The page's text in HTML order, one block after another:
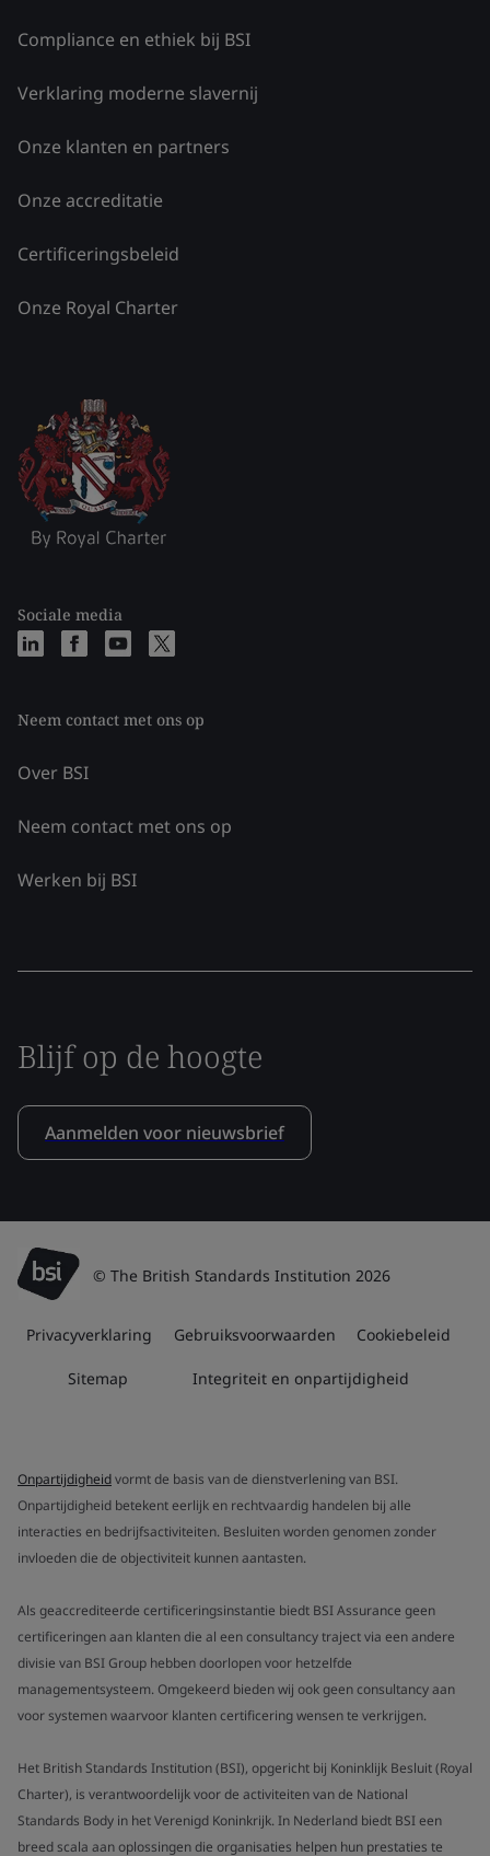
Compliance en ethiek bij BSI
Verklaring moderne slavernij
Onze klanten en partners
Onze accreditatie
Certificeringsbeleid
Onze Royal Charter
Sociale media
Neem contact met ons op
Over BSI
Neem contact met ons op
Werken bij BSI
Blijf op de hoogte
Aanmelden voor nieuwsbrief
© The British Standards Institution 2026
Privacyverklaring Gebruiksvoorwaarden Cookiebeleid
Sitemap Integriteit en onpartijdigheid
Onpartijdigheidvormt de basis van de dienstverlening van BSI.
Onpartijdigheid betekent eerlijk en rechtvaardig handelen bij alle
interacties en bedrijfsactiviteiten. Besluiten worden genomen zonder
invloeden die de objectiviteit kunnen aantasten.
Als geaccrediteerde certificeringsinstantie biedt BSI Assurance geen
certificeringen aan klanten die al een consultancy traject via een andere
divisie van BSI Group hebben doorlopen voor hetzelfde
managementsysteem. Omgekeerd bieden wij ook geen consultancy aan
voor systemen waarvoor klanten certificering wensen te verkrijgen.
Het British Standards Institution (BSI), opgericht bij Koninklijk Besluit (Royal
Charter), is verantwoordelijk voor de activiteiten van de National
Standards Body in het Verenigd Koninkrijk. In Nederland biedt BSI een
breed scala aan oplossingen die organisaties helpen hun prestaties te